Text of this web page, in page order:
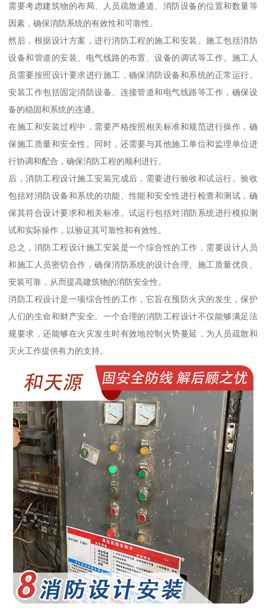
需要考虑建筑物的布局、人员疏散通道、消防设备的位置和数量等
因素，确保消防系统的有效性和可靠性。
然后，根据设计方案，进行消防工程的施工和安装。施工包括消防
设备和管道的安装、电气线路的布置、设备的调试等工作。施工人
员需要按照设计要求进行施工，确保消防设备和系统的正常运行。
安装工作包括固定消防设备、连接管道和电气线路等工作，确保设
备的稳固和系统的连通。
在施工和安装过程中，需要严格按照相关标准和规范进行操作，确
保施工质量和安全性。同时，还需要与其他施工单位和监理单位进
行协调和配合，确保消防工程的顺利进行。
后，消防工程设计施工安装完成后，需要进行验收和试运行。验收
包括对消防设备和系统的功能、性能和安全性进行检查和测试，确
保其符合设计要求和相关标准。试运行包括对消防系统进行模拟测
试和实际操作，以验证其可靠性和有效性。
总之，消防工程设计施工安装是一个综合性的工作，需要设计人员
和施工人员密切合作，确保消防系统的设计合理、施工质量优良、
安装可靠，从而提高建筑物的消防安全性。
消防工程设计是一项综合性的工作，它旨在预防火灾的发生，保护
人们的生命和财产安全。一个合理的消防工程设计不仅能够满足法
规要求，还能够在火灾发生时有效地控制火势蔓延，为人员疏散和
灭火工作提供有力的支持。